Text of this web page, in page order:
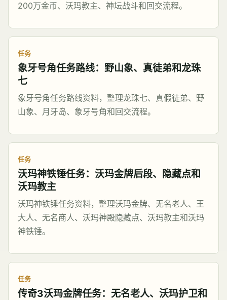
200万金币、沃玛教主、神坛战斗和回交流程。
任务
象牙号角任务路线：野山象、真徒弟和龙珠
七
象牙号角任务路线资料，整理龙珠七、真假徒弟、野
山象、月牙岛、象牙号角和回交流程。
任务
沃玛神铁锤任务：沃玛金牌后段、隐藏点和
沃玛教主
沃玛神铁锤任务资料，整理沃玛金牌、无名老人、王
大人、无名商人、沃玛神殿隐藏点、沃玛教主和沃玛
神铁锤。
任务
传奇3沃玛金牌任务：无名老人、沃玛护卫和